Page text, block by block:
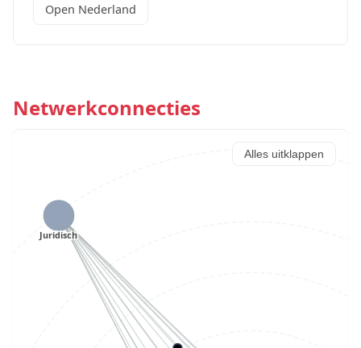
Open Nederland
Netwerkconnecties
Alles uitklappen
Juridisch